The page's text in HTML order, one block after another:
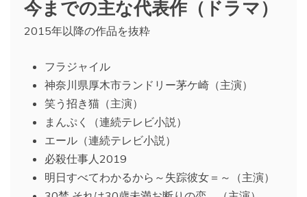
今までの主な代表作（ドラマ）
2015年以降の作品を抜粋
フラジャイル
神奈川県厚木市ランドリー茅ケ崎（主演）
笑う招き猫（主演）
まんぷく（連続テレビ小説）
エール（連続テレビ小説）
必殺仕事人2019
明日すべてわかるから～失踪彼女＝～（主演）